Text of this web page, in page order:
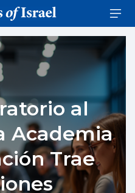
al
Academia
Trae